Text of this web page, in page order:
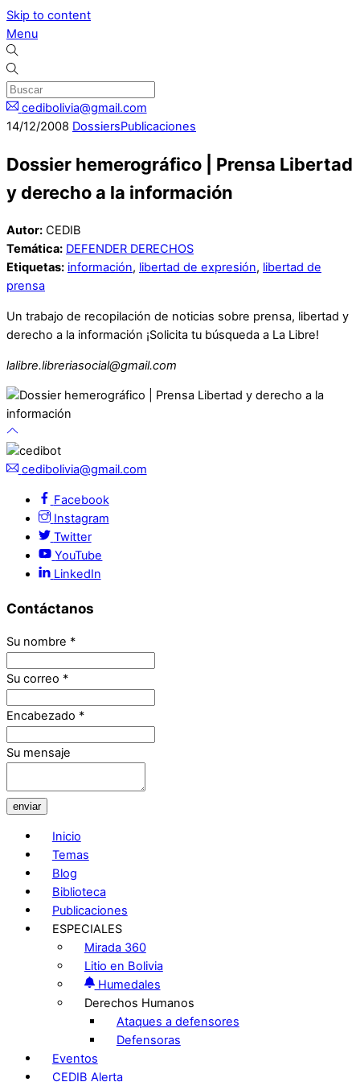
Skip to content
Menu
cedibolivia@gmail.com
14/12/2008 DossiersPublicaciones
Dossier hemerográfico | Prensa Libertad
y derecho a la información
Autor: CEDIB
Temática: DEFENDER DERECHOS
Etiquetas: información, libertad de expresión, libertad de
prensa
Un trabajo de recopilación de noticias sobre prensa, libertad y
derecho a la información ¡Solicita tu búsqueda a La Libre!
lalibre.libreriasocial@gmail.com
cedibolivia@gmail.com
Facebook
Instagram
Twitter
YouTube
LinkedIn
Contáctanos
Su nombre *
Su correo *
Encabezado *
Su mensaje
enviar
Inicio
Temas
Blog
Biblioteca
Publicaciones
ESPECIALES
Mirada 360
Litio en Bolivia
Humedales
Derechos Humanos
Ataques a defensores
Defensoras
Eventos
CEDIB Alerta